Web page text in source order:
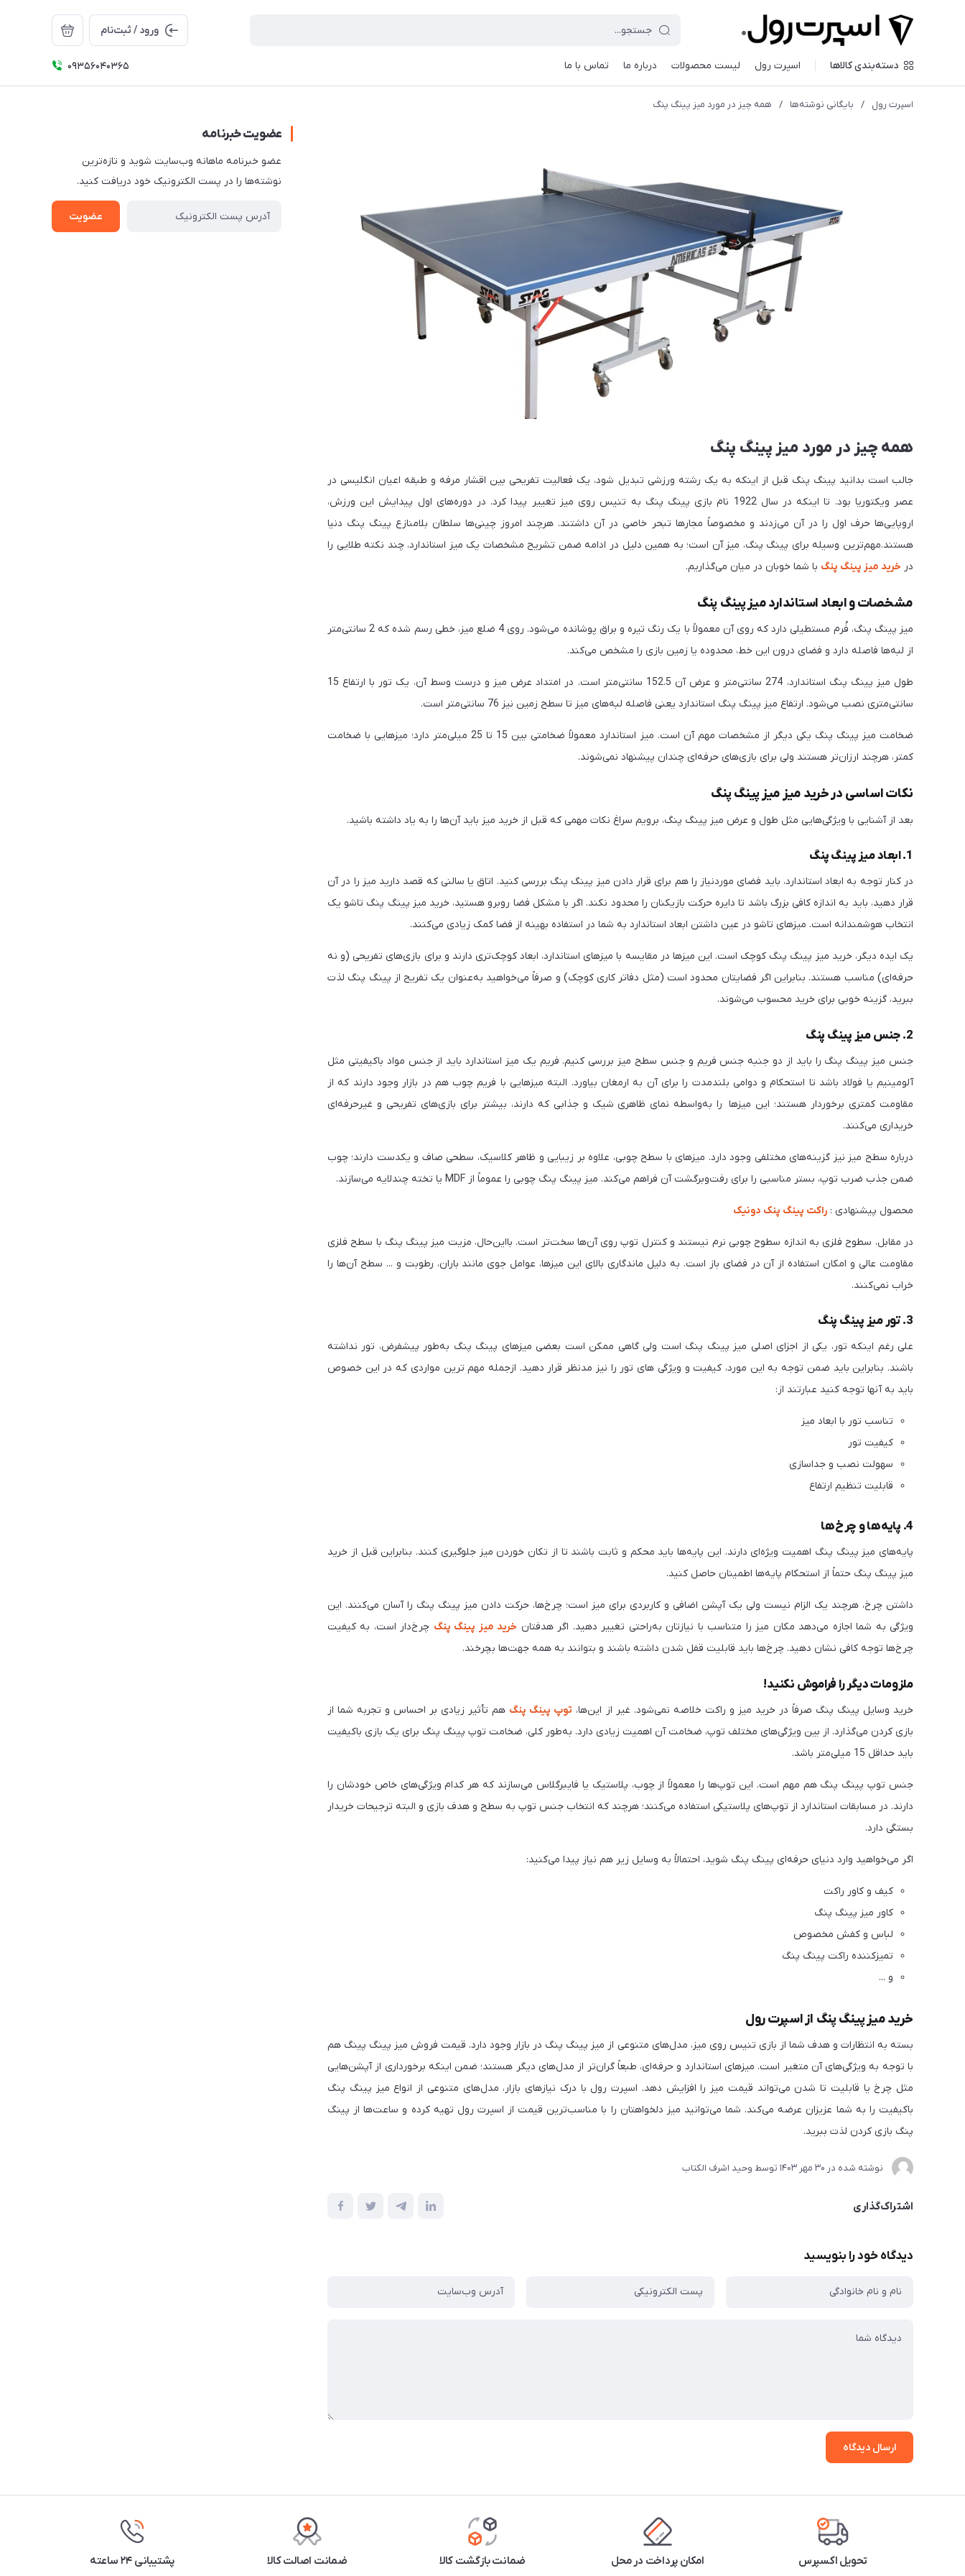
ورود / ثبت‌نام
دسته‌بندی کالاها اسپرت رول لیست محصولات درباره ما تماس با ما 09356040365
اسپرت رول / بایگانی نوشته‌ها / همه چیز در مورد میز پینگ پنگ
همه چیز در مورد میز پینگ پنگ
جالب است بدانید پینگ پنگ قبل از اینکه به یک رشته ورزشی تبدیل شود، یک فعالیت تفریحی بین اقشار مرفه و طبقه اعیان انگلیسی در
عصر ویکتوریا بود. تا اینکه در سال 1922 نام بازی پینگ پنگ به تنیس روی میز تغییر پیدا کرد. در دوره‌های اول پیدایش این ورزش،
اروپایی‌ها حرف اول را در آن می‌زدند و مخصوصاً مجارها تبحر خاصی در آن داشتند. هرچند امروز چینی‌ها سلطان بلامنازع پینگ پنگ دنیا
هستند.مهم‌ترین وسیله برای پینگ پنگ، میز آن است؛ به همین دلیل در ادامه ضمن تشریح مشخصات یک میز استاندارد، چند نکته طلایی را
در خرید میز پینگ پنگ با شما خوبان در میان می‌گذاریم.
مشخصات و ابعاد استاندارد میز پینگ پنگ
میز پینگ پنگ، فُرم مستطیلی دارد که روی آن معمولاً با یک رنگ تیره و براق پوشانده می‌شود. روی 4 ضلع میز، خطی رسم شده که 2 سانتی‌متر
از لبه‌ها فاصله دارد و فضای درون این خط، محدوده یا زمین بازی را مشخص می‌کند.
طول میز پینگ پنگ استاندارد، 274 سانتی‌متر و عرض آن 152.5 سانتی‌متر است. در امتداد عرض میز و درست وسط آن، یک تور با ارتفاع 15
سانتی‌متری نصب می‌شود. ارتفاع میز پینگ پنگ استاندارد یعنی فاصله لبه‌های میز تا سطح زمین نیز 76 سانتی‌متر است.
ضخامت میز پینگ پنگ یکی دیگر از مشخصات مهم آن است. میز استاندارد معمولاً ضخامتی بین 15 تا 25 میلی‌متر دارد؛ میزهایی با ضخامت
کمتر، هرچند ارزان‌تر هستند ولی برای بازی‌های حرفه‌ای چندان پیشنهاد نمی‌شوند.
نکات اساسی در خرید میز میز پینگ پنگ
بعد از آشنایی با ویژگی‌هایی مثل طول و عرض میز پینگ پنگ، برویم سراغ نکات مهمی که قبل از خرید میز باید آن‌ها را به یاد داشته باشید.
1. ابعاد میز پینگ پنگ
در کنار توجه به ابعاد استاندارد، باید فضای موردنیاز را هم برای قرار دادن میز پینگ پنگ بررسی کنید. اتاق یا سالنی که قصد دارید میز را در آن
قرار دهید، باید به اندازه کافی بزرگ باشد تا دایره حرکت بازیکنان را محدود نکند. اگر با مشکل فضا روبرو هستید، خرید میز پینگ پنگ تاشو یک
انتخاب هوشمندانه است. میزهای تاشو در عین داشتن ابعاد استاندارد به شما در استفاده بهینه از فضا کمک زیادی می‌کنند.
یک ایده دیگر، خرید میز پینگ پنگ کوچک است. این میزها در مقایسه با میزهای استاندارد، ابعاد کوچک‌تری دارند و برای بازی‌های تفریحی (و نه
حرفه‌ای) مناسب هستند. بنابراین اگر فضایتان محدود است (مثل دفاتر کاری کوچک) و صرفاً می‌خواهید به‌عنوان یک تفریح از پینگ پنگ لذت
ببرید، گزینه خوبی برای خرید محسوب می‌شوند.
2. جنس میز پینگ پنگ
جنس میز پینگ پنگ را باید از دو جنبه جنس فریم و جنس سطح میز بررسی کنیم. فریم یک میز استاندارد باید از جنس مواد باکیفیتی مثل
آلومینیم یا فولاد باشد تا استحکام و دوامی بلندمدت را برای آن به ارمغان بیاورد. البته میزهایی با فریم چوب هم در بازار وجود دارند که از
مقاومت کمتری برخوردار هستند؛ این میزها را به‌واسطه نمای ظاهری شیک و جذابی که دارند، بیشتر برای بازی‌های تفریحی و غیرحرفه‌ای
خریداری می‌کنند.
درباره سطح میز نیز گزینه‌های مختلفی وجود دارد. میزهای با سطح چوبی، علاوه بر زیبایی و ظاهر کلاسیک، سطحی صاف و یکدست دارند؛ چوب
ضمن جذب ضرب توپ، بستر مناسبی را برای رفت‌وبرگشت آن فراهم می‌کند. میز پینگ پنگ چوبی را عموماً از MDF یا تخته چندلایه می‌سازند.
محصول پیشنهادی : راکت پینگ پنک دونیک
در مقابل، سطوح فلزی به اندازه سطوح چوبی نرم نیستند و کنترل توپ روی آن‌ها سخت‌تر است. بااین‌حال، مزیت میز پینگ پنگ با سطح فلزی
مقاومت عالی و امکان استفاده از آن در فضای باز است. به دلیل ماندگاری بالای این میزها، عوامل جوی مانند باران، رطوبت و ... سطح آن‌ها را
خراب نمی‌کنند.
3. تور میز پینگ پنگ
علی رغم اینکه تور، یکی از اجزای اصلی میز پینگ پنگ است ولی گاهی ممکن است بعضی میزهای پینگ پنگ به‌طور پیشفرض، تور نداشته
باشند. بنابراین باید ضمن توجه به این مورد، کیفیت و ویژگی های تور را نیز مدنظر قرار دهید. ازجمله مهم ترین مواردی که در این خصوص
باید به آنها توجه کنید عبارتند از:
تناسب تور با ابعاد میز
کیفیت تور
سهولت نصب و جداسازی
قابلیت تنظیم ارتفاع
4. پایه‌ها و چرخ‌ها
پایه‌های میز پینگ پنگ اهمیت ویژه‌ای دارند. این پایه‌ها باید محکم و ثابت باشند تا از تکان خوردن میز جلوگیری کنند. بنابراین قبل از خرید
میز پینگ پنگ حتماً از استحکام پایه‌ها اطمینان حاصل کنید.
داشتن چرخ، هرچند یک الزام نیست ولی یک آپشن اضافی و کاربردی برای میز است؛ چرخ‌ها، حرکت دادن میز پینگ پنگ را آسان می‌کنند. این
ویژگی به شما اجازه می‌دهد مکان میز را متناسب با نیازتان به‌راحتی تغییر دهید. اگر هدفتان خرید میز پینگ پنگ چرخ‌دار است، به کیفیت
چرخ‌ها توجه کافی نشان دهید. چرخ‌ها باید قابلیت قفل شدن داشته باشند و بتوانند به همه جهت‌ها بچرخند.
ملزومات دیگر را فراموش نکنید!
خرید وسایل پینگ پنگ صرفاً در خرید میز و راکت خلاصه نمی‌شود. غیر از این‌ها، توپ پینگ پنگ هم تأثیر زیادی بر احساس و تجربه شما از
بازی کردن می‌گذارد. از بین ویژگی‌های مختلف توپ، ضخامت آن اهمیت زیادی دارد. به‌طور کلی، ضخامت توپ پینگ پنگ برای یک بازی باکیفیت
باید حداقل 15 میلی‌متر باشد.
جنس توپ پینگ پنگ هم مهم است. این توپ‌ها را معمولاً از چوب، پلاستیک یا فایبرگلاس می‌سازند که هر کدام ویژگی‌های خاص خودشان را
دارند. در مسابقات استاندارد از توپ‌های پلاستیکی استفاده می‌کنند؛ هرچند که انتخاب جنس توپ به سطح و هدف بازی و البته ترجیحات خریدار
بستگی دارد.
اگر می‌خواهید وارد دنیای حرفه‌ای پینگ پنگ شوید، احتمالاً به وسایل زیر هم نیاز پیدا می‌کنید:
کیف و کاور راکت
کاور میز پینگ پنگ
لباس و کفش مخصوص
تمیزکننده راکت پینگ پنگ
و ...
خرید میز پینگ پنگ از اسپرت رول
بسته به انتظارات و هدف شما از بازی تنیس روی میز، مدل‌های متنوعی از میز پینگ پنگ در بازار وجود دارد. قیمت فروش میز پینگ پینگ هم
با توجه به ویژگی‌های آن متغیر است. میزهای استاندارد و حرفه‌ای، طبعاً گران‌تر از مدل‌های دیگر هستند؛ ضمن اینکه برخورداری از آپشن‌هایی
مثل چرخ یا قابلیت تا شدن می‌تواند قیمت میز را افزایش دهد. اسپرت رول با درک نیازهای بازار، مدل‌های متنوعی از انواع میز پینگ پنگ
باکیفیت را به شما عزیزان عرضه می‌کند. شما می‌توانید میز دلخواهتان را با مناسب‌ترین قیمت از اسپرت رول تهیه کرده و ساعت‌ها از پینگ
پنگ بازی کردن لذت ببرید.
نوشته شده در 30 مهر 1403 توسط وحید اشرف الکتاب
اشتراک‌گذاری
دیدگاه خود را بنویسید
ارسال دیدگاه
عضویت خبرنامه
عضو خبرنامه ماهانه وب‌سایت شوید و تازه‌ترین
نوشته‌ها را در پست الکترونیک خود دریافت کنید.
عضویت
تحویل اکسپرس امکان پرداخت در محل ضمانت بازگشت کالا ضمانت اصالت کالا پشتیبانی ۲۴ ساعته